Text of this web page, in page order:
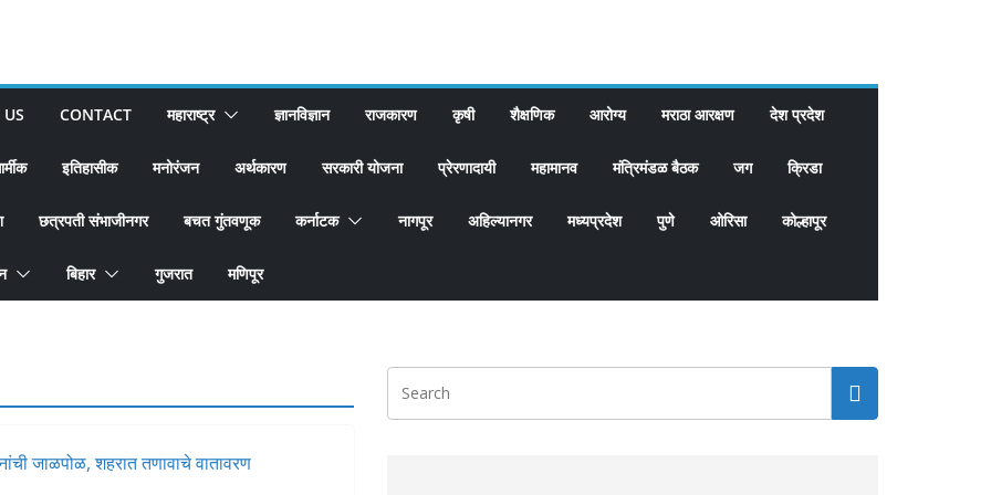
CONTACT महाराष्ट्र ज्ञानविज्ञान राजकारण कृषी शैक्षणिक आरोग्य मराठा आरक्षण देश प्रदेश
इतिहासीक मनोरंजन अर्थकारण सरकारी योजना प्रेरणादायी महामानव मंत्रिमंडळ बैठक जग क्रिडा
छत्रपती संभाजीनगर बचत गुंतवणूक कर्नाटक नागपूर अहिल्यानगर मध्यप्रदेश पुणे ओरिसा कोल्हापूर
बिहार गुजरात मणिपूर